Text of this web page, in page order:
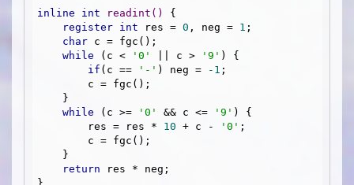
inline int readint ()
{
register int res = 0 , neg = 1 ;
char c = fgc();
while (c < '0' || c > '9' ) {
if (c == '-' ) neg = -1 ;
while (c >= '0' && c <= '9' ) {
        res = res *
10 + c - '0' ;
return res * neg;